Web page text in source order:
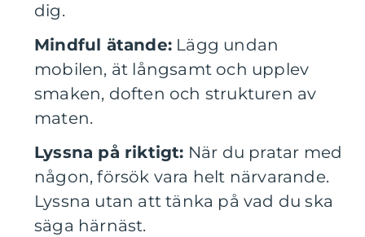
dig.
Mindful ätande: Lägg undan
mobilen, ät långsamt och upplev
smaken, doften och strukturen av
maten.
Lyssna på riktigt: När du pratar med
någon, försök vara helt närvarande.
Lyssna utan att tänka på vad du ska
säga härnäst.